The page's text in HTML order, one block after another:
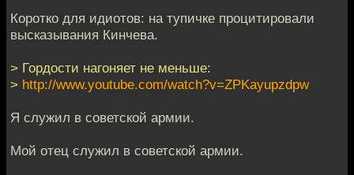
Коротко для идиотов: на тупичке процитировали
высказывания Кинчева.
> Гордости нагоняет не меньше:
> http://www.youtube.com/watch?v=ZPKayupzdpw
Я служил в советской армии.
Мой отец служил в советской армии.